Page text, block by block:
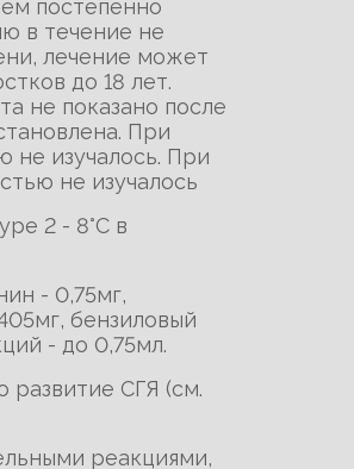
постепенно
в течение не
лечение может
до 18 лет.
не показано после
При
не изучалось. При
не изучалось
2 - 8°С в
- 0,75мг,
бензиловый
- до 0,75мл.
развитие СГЯ (см.
реакциями,